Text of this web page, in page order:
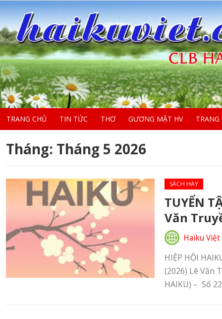
TRANG CHỦ TIN TỨC THƠ GƯƠNG MẶT HV
Tháng: Tháng 5 2026
SÁCH HAY
TUYỂN
Văn
Haiku Việt
HIỆP HỘI
(2026) Lê
HAIKU) – Số